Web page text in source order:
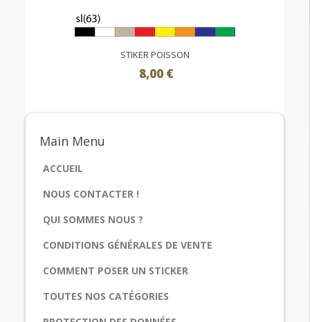
STIKER POISSON
8,00 €
Main Menu
ACCUEIL
NOUS CONTACTER !
QUI SOMMES NOUS ?
CONDITIONS GÉNÉRALES DE VENTE
COMMENT POSER UN STICKER
TOUTES NOS CATÉGORIES